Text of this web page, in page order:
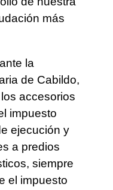
más
la
de Cabildo,
accesorios
impuesto
ejecución y
a predios
siempre
el impuesto